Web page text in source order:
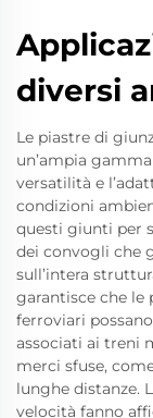
diversi
Le piastre di
un’ampia
versatilità e
condizioni
questi giunti per
dei convogli che
sull’intera
garantisce che le
ferroviari
associati ai treni
merci sfuse,
lunghe distanze.
velocità fanno